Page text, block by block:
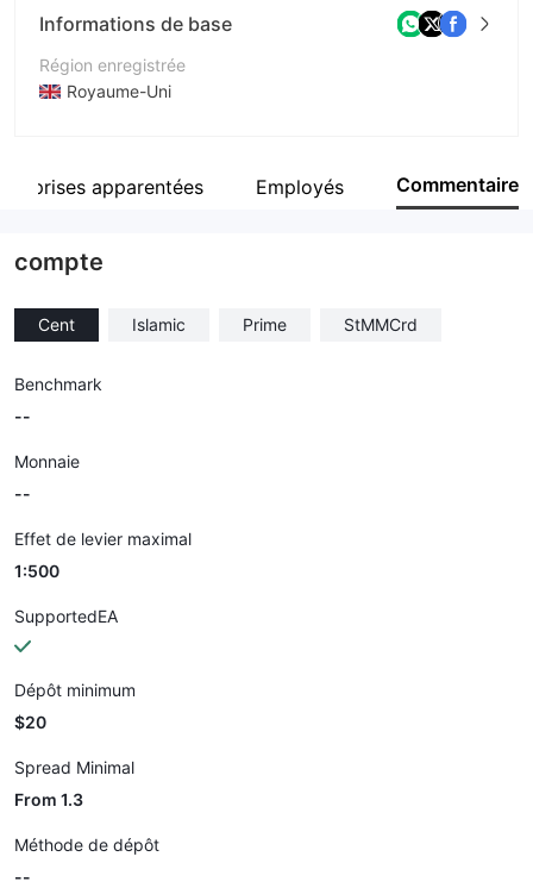
Informations de base
Région enregistrée
Royaume-Uni
Sociétéapparentées Employés Commentaire
compte
Cent Islamic Prime StMMCrd
Benchmark
--
Monnaie
--
Effet de levier maximal
1:500
SupportedEA
Dépôt minimum
$20
Spread Minimal
From 1.3
Méthode de dépôt
--